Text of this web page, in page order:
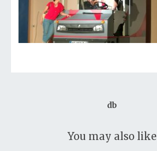
db
You may also like